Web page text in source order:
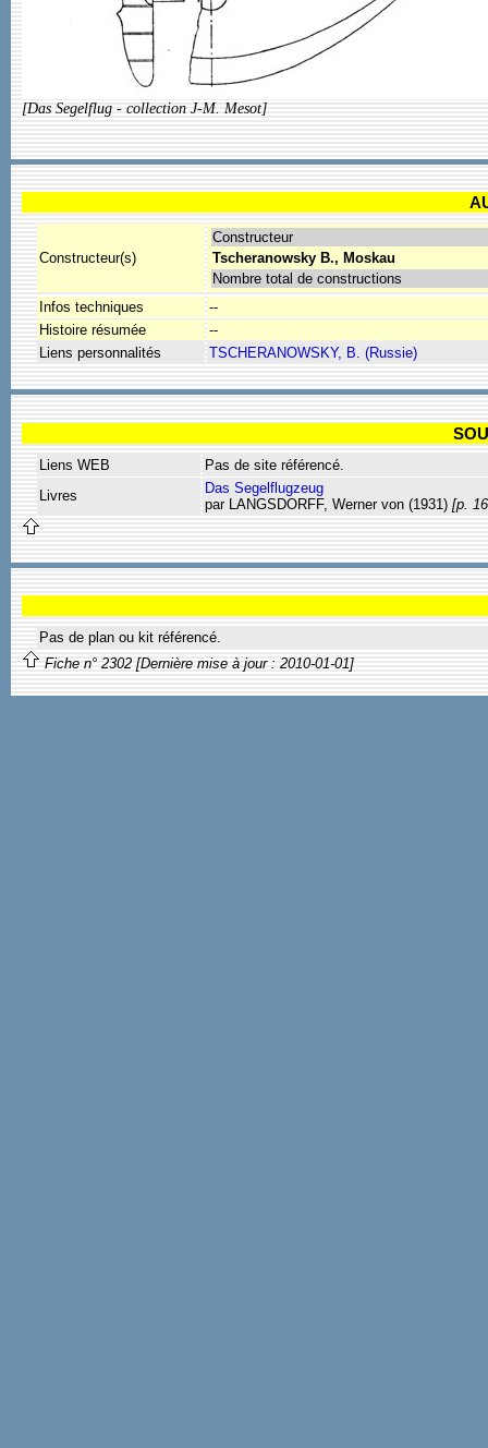
[Das Segelflug - collection J-M. Mesot]
Constructeur(s)
Constructeur
Tscheranowsky B., Moskau
Nombre total de constructions
Infos techniques
--
Histoire résumée
--
Liens personnalités
TSCHERANOWSKY, B. (Russie)
Liens WEB
Pas de site référencé.
Livres
Das Segelflugzeug
par LANGSDORFF, Werner von (1931) [p.
Pas de plan ou kit référencé.
Fiche n° 2302 [Dernière mise à jour : 2010-01-01]